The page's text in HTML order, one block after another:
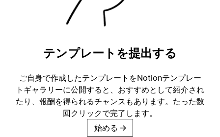
テンプレートを提出する
ご自身で作成したテンプレートをNotionテンプレー
トギャラリーに公開すると、おすすめとして紹介され
たり、報酬を得られるチャンスもあります。たった数
回クリックで完了します。
始める →